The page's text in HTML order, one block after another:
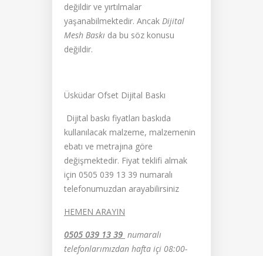
değildir ve yırtılmalar
yaşanabilmektedir. Ancak Dijital
Mesh Baskı da bu söz konusu
değildir.
Üsküdar Ofset Dijital Baskı
Dijital baskı fiyatları baskıda
kullanılacak malzeme, malzemenin
ebatı ve metrajına göre
değişmektedir. Fiyat teklifi almak
için 0505 039 13 39 numaralı
telefonumuzdan arayabilirsiniz
HEMEN ARAYIN
0505 039 13 39 numaralı
telefonlarımızdan hafta içi 08:00-